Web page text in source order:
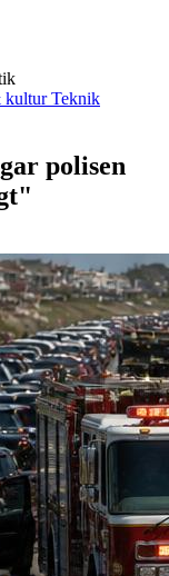
kulturTeknik
polisen